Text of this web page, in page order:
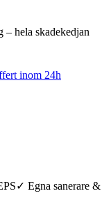
hela skadekedjan
inom 24h
✓ Egna sanerare &